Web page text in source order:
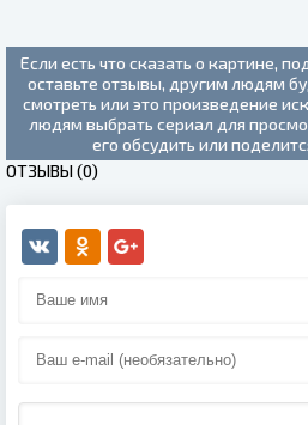
Если есть что сказать о картине,
оставьте отзывы, другим людям
смотреть или это произведение
людям выбрать сериал для
его обсудить или
ОТЗЫВЫ (0)